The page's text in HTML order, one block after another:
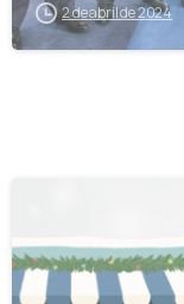
2 de abril de 2024